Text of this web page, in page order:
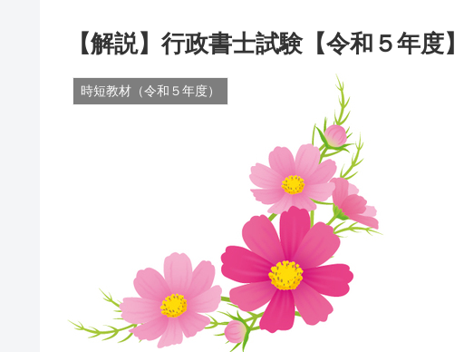
【解説】行政書士試験【令和５年度
時短教材（令和５年度）